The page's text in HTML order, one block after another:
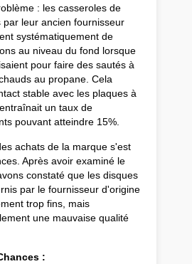
: les casseroles de
par leur ancien fournisseur
systématiquement de
au niveau du fond lorsque
pour faire des sautés à
au propane. Cela
stable avec les plaques à
un taux de
pouvant atteindre 15%.
achats de la marque s'est
Après avoir examiné le
constaté que les disques
par le fournisseur d'origine
trop fins, mais
une mauvaise qualité
: